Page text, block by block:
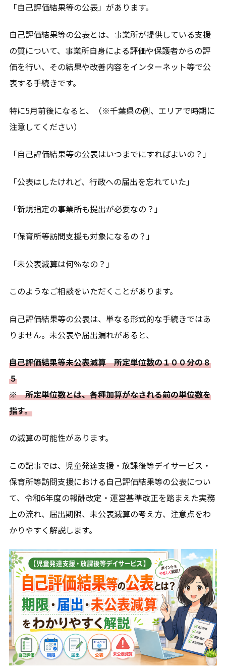
「自己評価結果等の公表」があります。
自己評価結果等の公表とは、事業所が提供している支援
の質について、事業所自身による評価や保護者からの評
価を行い、その結果や改善内容をインターネット等で公
表する手続きです。
特に5月前後になると、（※千葉県の例、エリアで時期に
注意してください）
「自己評価結果等の公表はいつまでにすればよいの？」
「公表はしたけれど、行政への届出を忘れていた」
「新規指定の事業所も提出が必要なの？」
「保育所等訪問支援も対象になるの？」
「未公表減算は何％なの？」
このようなご相談をいただくことがあります。
自己評価結果等の公表は、単なる形式的な手続きではあ
りません。未公表や届出漏れがあると、
自己評価結果等未公表減算 所定単位数の１００分の８
５
※ 所定単位数とは、各種加算がなされる前の単位数を
指す。
の減算の可能性があります。
この記事では、児童発達支援・放課後等デイサービス・
保育所等訪問支援における自己評価結果等の公表につい
て、令和6年度の報酬改定・運営基準改正を踏まえた実務
上の流れ、届出期限、未公表減算の考え方、注意点をわ
かりやすく解説します。